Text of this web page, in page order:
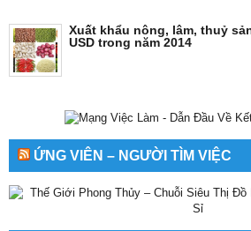
Xuất khẩu nông, lâm, thuỷ
USD trong năm 2014
ỨNG VIÊN – NGƯỜI TÌM VIỆC